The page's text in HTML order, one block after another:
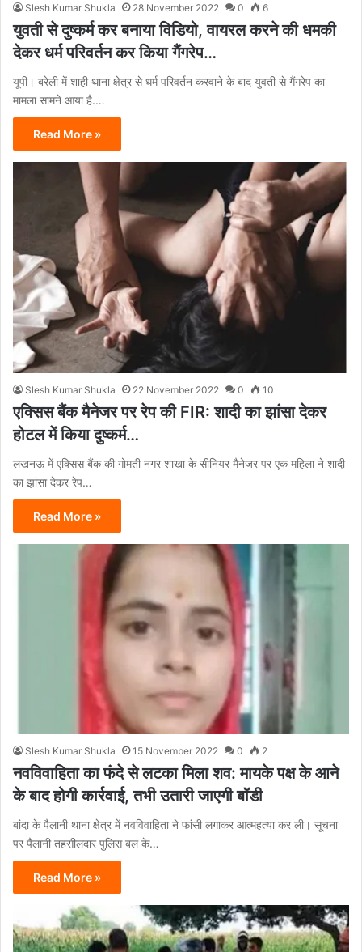
Slesh Kumar Shukla 28 November 2022 0 6
युवती से दुष्कर्म कर बनाया विडियो, वायरल करने की धमकी
देकर धर्म परिवर्तन कर किया गैंगरेप…
यूपी। बरेली में शाही थाना क्षेत्र से धर्म परिवर्तन करवाने के बाद युवती से गैंगरेप का
मामला सामने आया है.…
Read More »
Slesh Kumar Shukla 22 November 2022 0 10
एक्सिस बैंक मैनेजर पर रेप की FIR: शादी का झांसा देकर
होटल में किया दुष्कर्म…
लखनऊ में एक्सिस बैंक की गोमती नगर शाखा के सीनियर मैनेजर पर एक महिला ने शादी
का झांसा देकर रेप…
Read More »
Slesh Kumar Shukla 15 November 2022 0 2
नवविवाहिता का फंदे से लटका मिला शव: मायके पक्ष के आने
के बाद होगी कार्रवाई, तभी उतारी जाएगी बॉडी
बांदा के पैलानी थाना क्षेत्र में नवविवाहिता ने फांसी लगाकर आत्महत्या कर ली। सूचना
पर पैलानी तहसीलदार पुलिस बल के…
Read More »